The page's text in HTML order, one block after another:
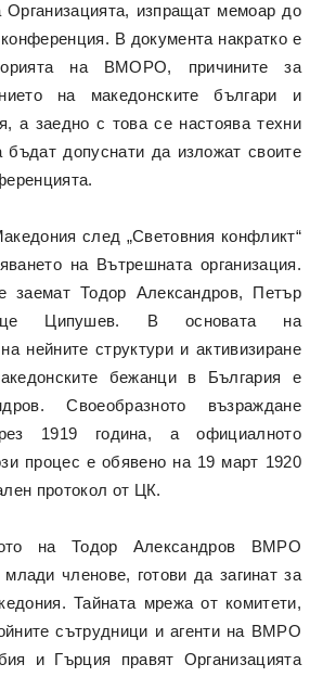
Организацията, изпращат мемоар до
В документа накратко е
на ВМОРО, причините за
на македонските българи и
а заедно с това се настоява техни
бъдат допуснати да изложат своите
след „Световния конфликт“
на Вътрешната организация.
заемат Тодор Александров, Петър
Ципушев. В основата на
нейните структури и активизиране
бежанци в България е
Своеобразното възраждане
1919 година, а официалното
процес е обявено на 19 март 1920
протокол от ЦК.
на Тодор Александров ВМРО
членове, готови да загинат за
Тайната мрежа от комитети,
сътрудници и агенти на ВМРО
и Гърция правят Организацията